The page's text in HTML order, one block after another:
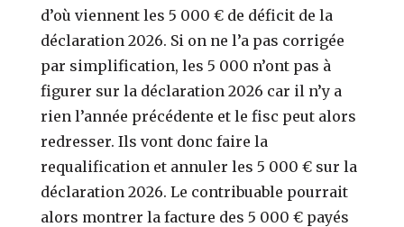
d’où viennent les 5 000 € de déficit de la
déclaration 2026. Si on ne l’a pas corrigée
par simplification, les 5 000 n’ont pas à
figurer sur la déclaration 2026 car il n’y a
rien l’année précédente et le fisc peut alors
redresser. Ils vont donc faire la
requalification et annuler les 5 000 € sur la
déclaration 2026. Le contribuable pourrait
alors montrer la facture des 5 000 € payés